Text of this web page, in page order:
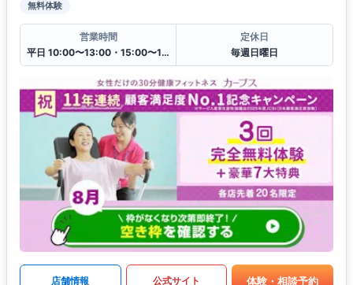
無料体験
営業時間
平日 10:00〜13:00・15:00〜19:00
定休日
毎週日曜日
店舗情報 公式サイト 体験・相談予約